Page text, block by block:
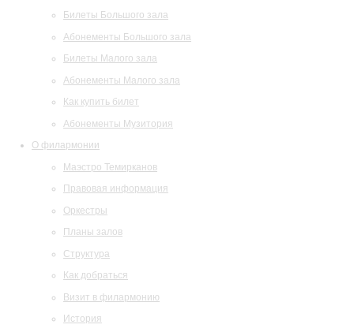
Билеты Большого зала
Абонементы Большого зала
Билеты Малого зала
Абонементы Малого зала
Как купить билет
Абонементы Музитория
О филармонии
Маэстро Темирканов
Правовая информация
Оркестры
Планы залов
Структура
Как добраться
Визит в филармонию
История